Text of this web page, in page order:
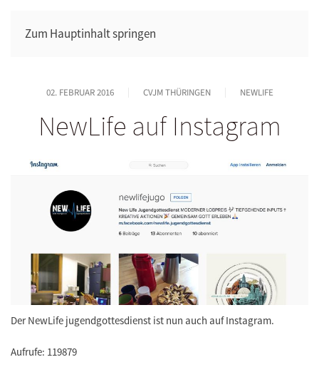
Zum Hauptinhalt springen
02. FEBRUAR 2016 CVJM THÜRINGEN NEWLIFE
NewLife auf Instagram
Der NewLife jugendgottesdienst ist nun auch auf Instagram.
Aufrufe: 119879